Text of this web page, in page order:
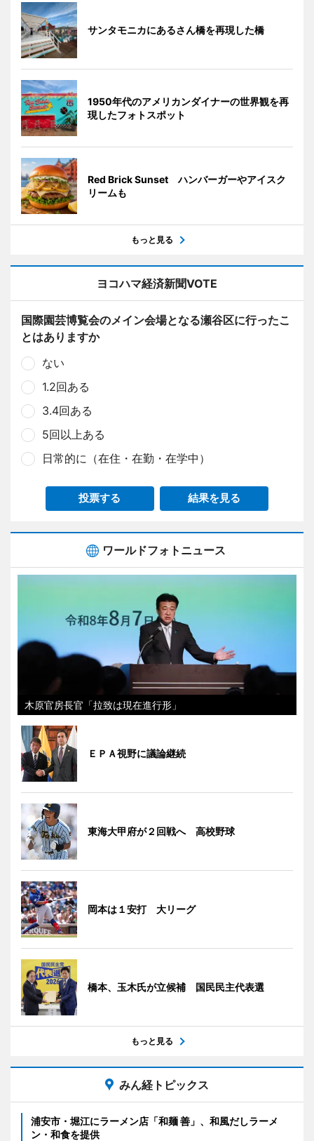
サンタモニカにあるさん橋を再現した橋
1950年代のアメリカンダイナーの世界観を再
現したフォトスポット
Red Brick Sunset ハンバーガーやアイスク
リームも
もっと見る
ヨコハマ経済新聞VOTE
国際園芸博覧会のメイン会場となる瀬谷区に行ったこ
とはありますか
ない
1.2回ある
3.4回ある
5回以上ある
日常的に（在住・在勤・在学中）
投票する 結果を見る
ワールドフォトニュース
木原官房長官「拉致は現在進行形」
ＥＰＡ視野に議論継続
東海大甲府が２回戦へ 高校野球
岡本は１安打 大リーグ
橋本、玉木氏が立候補 国民民主代表選
もっと見る
みん経トピックス
浦安市・堀江にラーメン店「和麺 善」、和風だしラーメ
ン・和食を提供